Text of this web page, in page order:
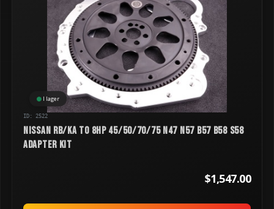
I lager
ID: 2522
Nissan RB/KA to 8HP 45/50/70/75 N47 N57 B57 B58 S58
Adapter Kit
$1,547.00